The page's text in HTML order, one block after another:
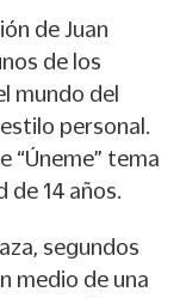
de Juan
de los
mundo del
personal.
“Úneme” tema
de 14 años.
segundos
medio de una